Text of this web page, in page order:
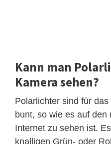
Kann man
Kamera sehen?
Polarlichter sind für
bunt, so wie es auf den
Internet zu sehen ist.
knalligen Grün- oder